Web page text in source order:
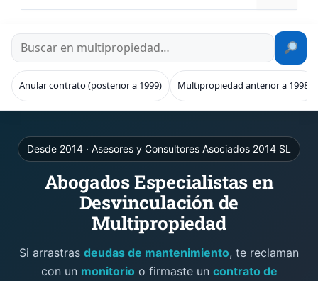
Anular contrato (posterior a 1999) Multipropiedad anterior a 1998
Desde 2014 · Asesores y Consultores Asociados 2014 SL
Abogados Especialistas en
Desvinculación de
Multipropiedad
Si arrastras deudas de mantenimiento, te reclaman
con un monitorio o firmaste un contrato de